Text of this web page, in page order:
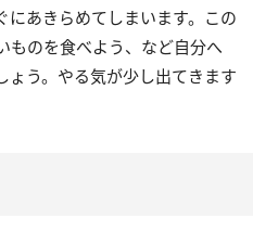
にあきらめてしまいます。この
ものを食べよう、など自分へ
ょう。やる気が少し出てきます